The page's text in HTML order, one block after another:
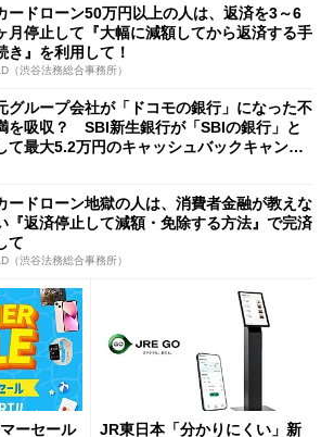
ードローン50万円以上の人は、返済を3～6
月停止して『大幅に減額してから返済する手
き』を利用して！
（渋谷法務総合事務所）
グループ会社が「ドコモの銀行」になった不
を吸収？ SBI新生銀行が「SBIの銀行」と
て最大5.2万円のキャッシュバックキャンペ
ードローン地獄の人は、消費者金融が教えな
『返済停止して減額・免除する方法』で完済
て
（渋谷法務総合事務所）
ーセール
JR東日本「分かりにくい」新